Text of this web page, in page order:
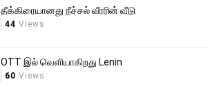
தீக்கிரையானது நீச்சல் வீரரின் வீடு
44 Views
OTT இல் வெளியாகிறது Lenin
60 Views